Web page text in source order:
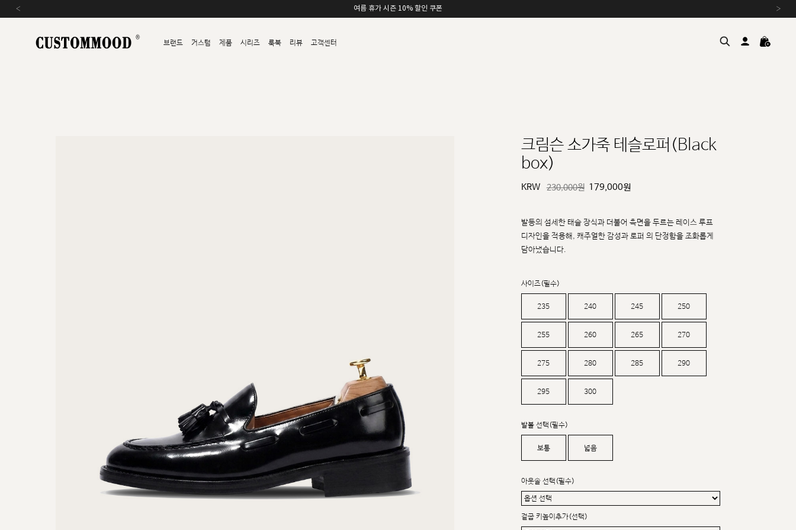
여름 휴가 시즌 10% 할인 쿠폰
‹ ›
브랜드 커스텀 제품 시리즈 룩북 리뷰 고객센터
크림슨 소가죽 테슬로퍼(Black
box)
KRW 230,000원 179,000원
발등의 섬세한 태슬 장식과 더불어 측면을 두르는 레이스 루프
디자인을 적용해, 캐주얼한 감성과 로퍼 의 단정함을 조화롭게
담아냈습니다.
사이즈(필수)
235 240 245 250
255 260 265 270
275 280 285 290
295 300
발볼 선택(필수)
보통 넓음
아웃솔 선택(필수)
겉굽 키높이추가(선택)